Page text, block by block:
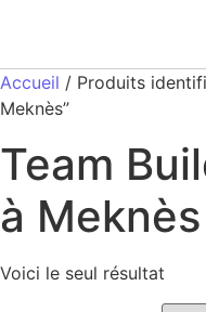
Accueil / Produits
Meknès”
Team
à Meknès
Voici le seul résultat